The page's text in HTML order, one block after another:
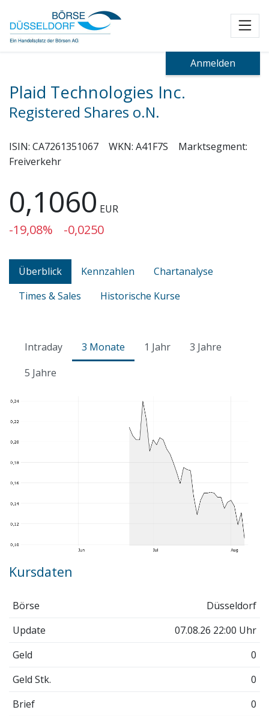
Anmelden
Plaid Technologies Inc.
Registered Shares o.N.
ISIN: CA7261351067 WKN: A41F7S
Marktsegment:
Freiverkehr
0,1060 EUR
-19,08% -0,0250
Überblick Kennzahlen
Chartanalyse
Times & Sales
Historische Kurse
Intraday 3 Monate 1 Jahr
3 Jahre
5 Jahre
Kursdaten
Börse
Düsseldorf
Update
07.08.26 22:00 Uhr
Geld
0
Geld Stk.
0
Brief
0